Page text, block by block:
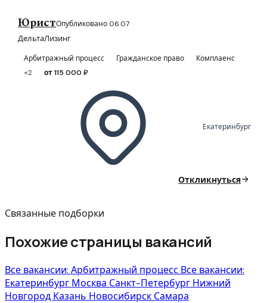
ЮристОпубликовано 06.07
ДельтаЛизинг
Арбитражный процесс Гражданское право
Комплаенс
+2
от 115 000 ₽
Екатеринбург
Откликнуться
Связанные подборки
Похожие страницы вакансий
Все вакансии: Арбитражный процесс Все вакансии:
Екатеринбург Москва Санкт-Петербург Нижний
Новгород Казань Новосибирск Самара